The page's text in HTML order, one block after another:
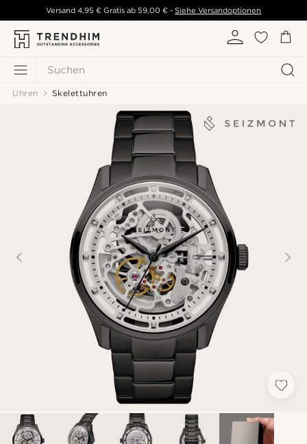
Suchen
Versand 4,95 € Gratis ab 59,00 € - Siehe Versandoptionen
Uhren Skelettuhren